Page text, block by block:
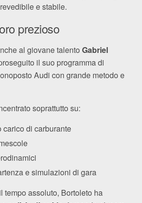
e stabile.
prezioso
al giovane talento Gabriel
il suo programma di
Audi con grande metodo e
soprattutto su:
carico di carburante
e simulazioni di gara
tempo assoluto, Bortoleto ha